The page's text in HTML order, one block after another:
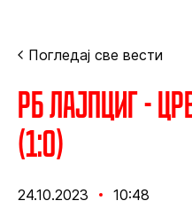
Погледај све вести
РБ Лајпциг -
(1:0)
24.10.2023 10:48